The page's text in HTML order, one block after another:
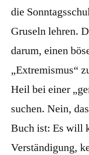
die
Gruseln lehren.
darum, einen
„Extremismus“
Heil bei einer
suchen. Nein,
Buch ist: Es will
Verständigung,